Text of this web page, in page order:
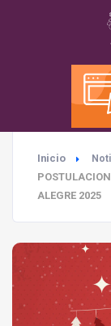
Inicio
ALEGRE 2025